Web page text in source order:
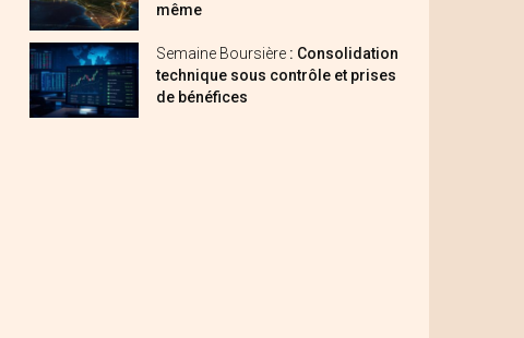
même
Semaine Boursière : Consolidation
technique sous contrôle et prises
de bénéfices